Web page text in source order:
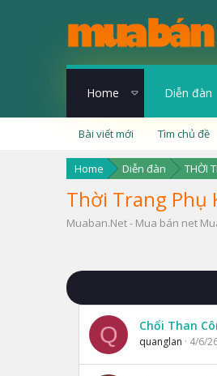
Home Diễn đàn
Bài viết mới Tìm chủ đề
Home Diễn đàn THỜI
Thời Trang Phụ
Muaban.Net - Mua bán net
Q Chổi Than
quanglan 4/6/